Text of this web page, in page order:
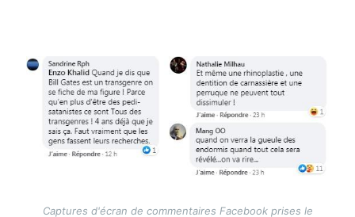
Image
Captures d'écran de commentaires Facebook prises le